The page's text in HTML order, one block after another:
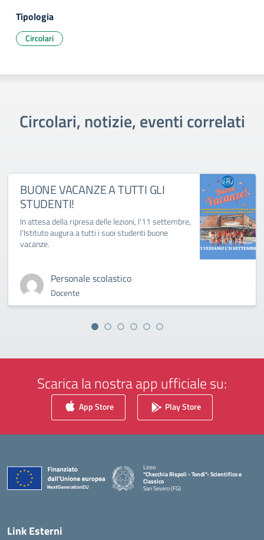
Tipologia
Circolari
Circolari, notizie, eventi correlati
BUONE VACANZE A TUTTI GLI
STUDENTI!
In attesa della ripresa delle lezioni, l'11 settembre,
l'Istituto augura a tutti i suoi studenti buone
vacanze.
Personale scolastico
Docente
Scarica la nostra app ufficiale su:
App Store Play Store
Liceo
"Checchia Rispoli - Tondi"- Scientifico e
Classico
San Severo (FG)
Link Esterni